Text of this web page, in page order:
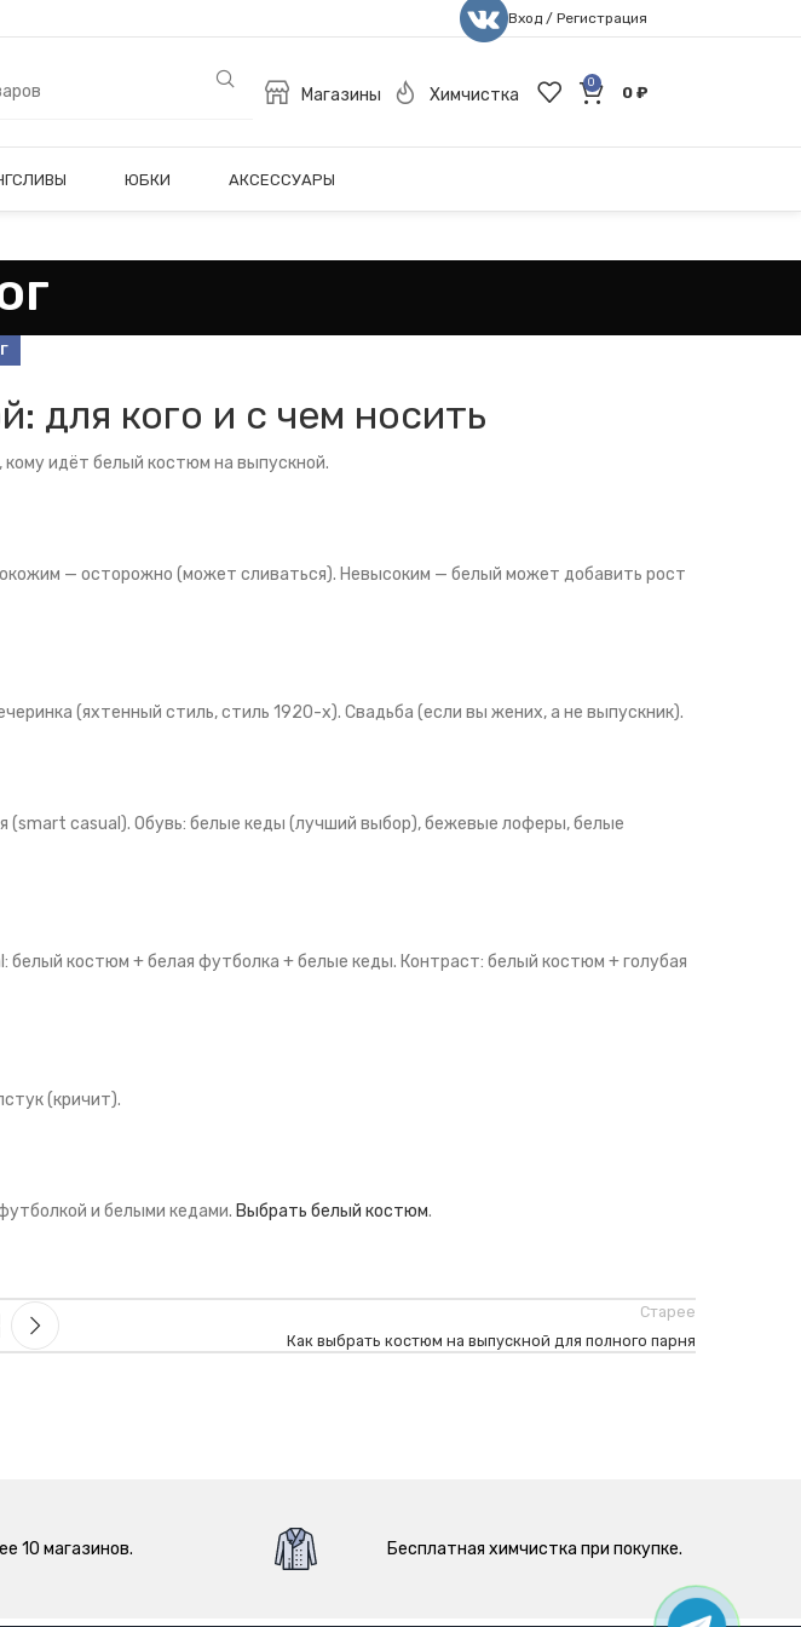
Вход / Регистрация
Магазины Химчистка
0
0 ₽
ЮБКИ АКСЕССУАРЫ
для кого и с чем носить
идёт белый костюм на выпускной.
— осторожно (может сливаться). Невысоким — белый может добавить рост
(яхтенный стиль, стиль 1920-х). Свадьба (если вы жених, а не выпускник).
(smart casual). Обувь: белые кеды (лучший выбор), бежевые лоферы, белые
костюм + белая футболка + белые кеды. Контраст: белый костюм + голубая
(кричит).
и белыми кедами. Выбрать белый костюм.
Старее
Как выбрать костюм на выпускной для полного парня
10 магазинов. Бесплатная химчистка при покупке.